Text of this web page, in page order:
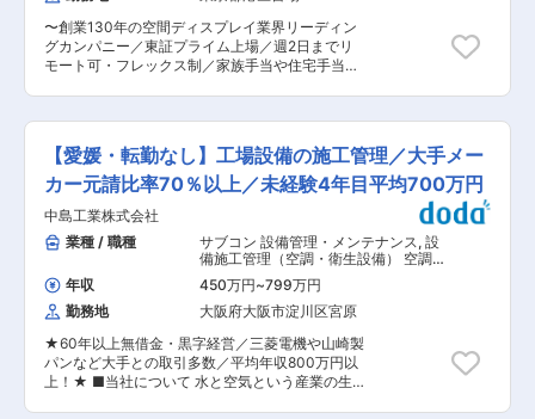
案件受注…京セラ社及びそのグループ会社とは継
続したお付き合いがあり、設立時から工場・事務
所建屋の建築設計及び電気設備・機械設備の設計
を任されており、現在も多数受注しております。
ような大型物件にもチャレンジできます。 ◎ワー
クライフバランスを重視しています。設計業務は
る、休むときはしっかり休んで次のチャレンジに
向かいます。 変更の範囲：会社の定める業務
います。 ・困ったことがあれば社長でも先輩でも
すぐに相談できます。 ・勉強する為の書籍購入を
社員が提案し、書籍制度もスタートしました。 ■
当社の特徴： ・株式会社レバレッジシステムズ
は、モノづくりに携わるエンジニアを中心とした
With the Values…多様な価値観と共に、この3本
柱を軸に事業運営を行っています。 ・多様な価値
観を持った個の集まりが、互いの能力を引き出
し・尊重することで最小のリソースで最大のアウ
トプットを生み出し、あらゆるステークホルダー
に満足の提供を行うサービスのプロとして邁進し
ます。 ・特定のユーザーから継続的なオーダーが
メインですが、年々様々な業界からオーダーが増
えている状況です。 社長との距離が近く、自由に
意見が言える風通しの良い環境です。福利厚生も
充実しています。 変更の範囲：会社の定める業務
〜創業130年の空間ディスプレイ業界リーディン
グカンパニー／東証プライム上場／週2日までリ
モート可・フレックス制／家族手当や住宅手当等
ーマに各種施設、イベントにおける内装・展示の
企画、デザイン・設計、制作・施工、運営管理ま
でを手掛ける内装・ディスプレイ事業です。 当社
は創業133年にわたり、感性あふれるクリエイタ
ーとものづくりのスペシャリストが力を合わせ、
お客さまの求める多種多様なニーズに応えながら
「にぎわい」あふれる集客空間づくりに取り組ん
でいます。 ■業務詳細 ・施設・商業空間・文化
施設等の設備（空調・電気・給排水衛生）設計 ・
基本設計・実施設計・設備負荷計算および図面作
成 ・社内外関係者との調整・設計監理 ・法規・
基準に基づく技術検討と最適化 ・設備企画、省エ
ネ計画提案 ・企画から竣工まで一貫して参画 ■
業務のやりがい： 乃村工藝社の新規事業開発に取
り組むビジネスプロデュース本部に所属し、当社
の新たな事業領域発掘にスタートメンバーとして
【愛媛・転勤なし】工場設備の施工管理／大手メー
カー元請比率70％以上／未経験4年目平均700万円
中島工業株式会社
業種 / 職種
サブコン 設備管理・メンテナンス, 設
備施工管理（空調・衛生設備） 空調・
衛生設備
年収 450万円~799万円
勤務地
大阪府大阪市淀川区宮原
★60年以上無借金・黒字経営／三菱電機や山崎製
パンなど大手との取引多数／平均年収800万円以
上！★ ■当社について 水と空気という産業の生